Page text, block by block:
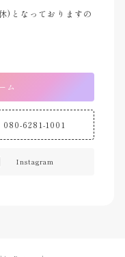
)となっておりますの
ム
080-6281-1001
Instagram